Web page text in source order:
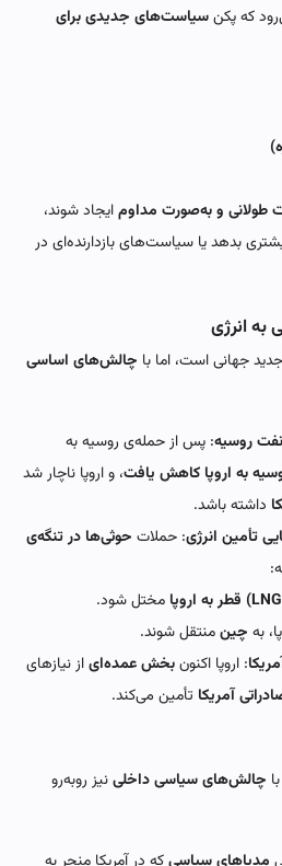
که پکنسیاست‌های جدیدی برای
طولانی و به‌صورت مداومایجاد شوند،
بدهد یا سیاست‌های بازدارنده‌ای در
به انرژی
جهانی است، اما با چالش‌های اساسی
روسیه: پس از حمله‌ی روسیه به
به اروپا کاهش یافت، و اروپا ناچار شد
داشته باشد.
تأمین انرژی: حملات حوثی‌ها در تنگه‌ی
مختل شود.
به چینمنتقل شوند.
: اروپا اکنونبخش عمده‌ایاز نیازهای
آمریکا تأمین می‌کند.
چالش‌های سیاسی داخلینیز روبه‌رو